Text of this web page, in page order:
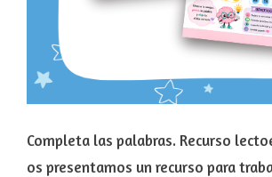
Completa las palabras. Recurso
os presentamos un recurso para